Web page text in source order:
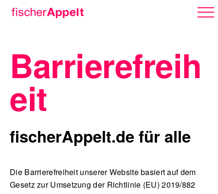
Über uns
Arbeiten
Barrierefreih
eit
fischerAppelt.de für alle
Die Barrierefreiheit unserer Website basiert auf dem
Gesetz zur Umsetzung der Richtlinie (EU) 2019/882